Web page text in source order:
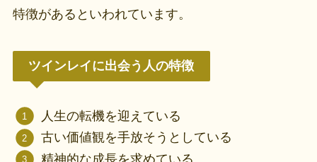
特徴があるといわれています。
ツインレイに出会う人の特徴
人生の転機を迎えている
古い価値観を手放そうとしている
精神的な成長を求めている